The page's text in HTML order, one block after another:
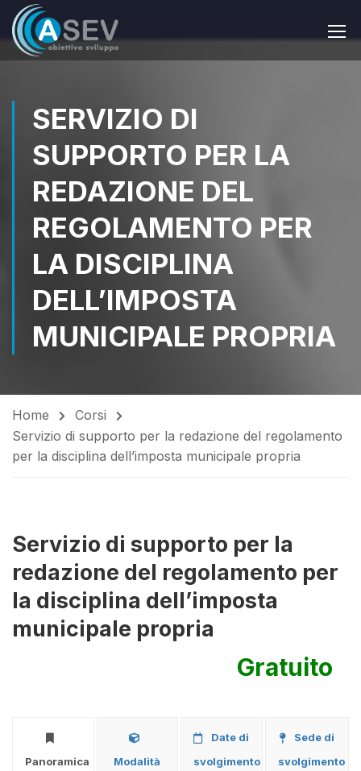
SERVIZIO DI
SUPPORTO PER LA
REDAZIONE DEL
REGOLAMENTO PER
LA DISCIPLINA
DELL’IMPOSTA
MUNICIPALE PROPRIA
Home
Corsi
Servizio di supporto per la redazione del regolamento
per la disciplina dell’imposta municipale propria
Servizio di supporto per la
redazione del regolamento per
la disciplina dell’imposta
municipale propria
Gratuito
Panoramica
Modalità
Date di
svolgimento
Sede di
svolgimento